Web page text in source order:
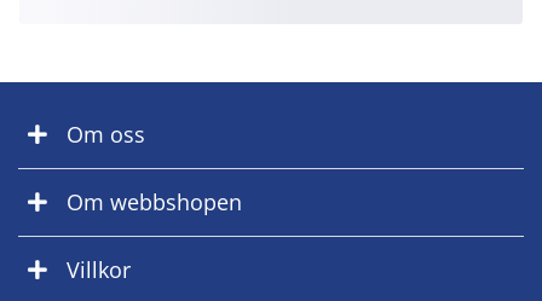
Om oss
Om webbshopen
Villkor